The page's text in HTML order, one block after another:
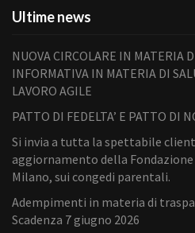
Ultime news
NUOVA CIRCOLARE IN MATERIA
INFORMATIVA IN MATERIA DI
LAVORO AGILE
PATTO DI FEDELTA’ E PATTO DI
Si invia a tutta la spettabile
aggiornamento della
Milano, sui congedi parentali.
Adempimenti in materia di
Scadenza 7 giugno 2026